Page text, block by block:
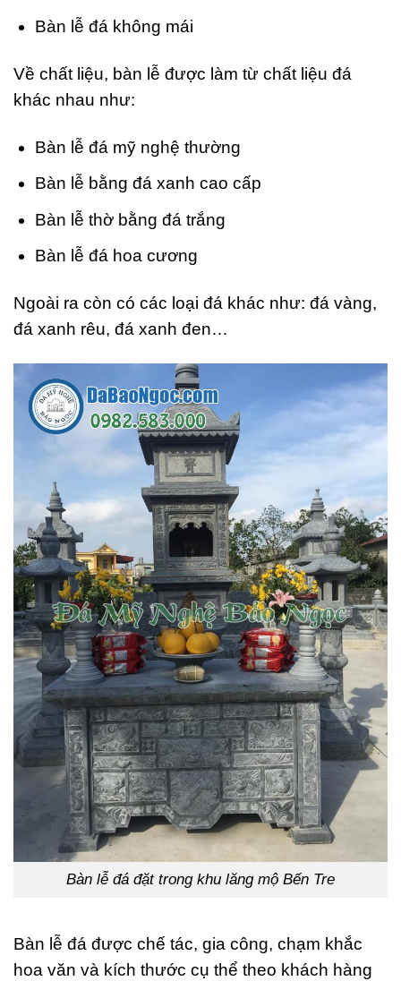
Bàn lễ đá không mái
Về chất liệu, bàn lễ được làm từ chất liệu đá
khác nhau như:
Bàn lễ đá mỹ nghệ thường
Bàn lễ bằng đá xanh cao cấp
Bàn lễ thờ bằng đá trắng
Bàn lễ đá hoa cương
Ngoài ra còn có các loại đá khác như: đá vàng,
đá xanh rêu, đá xanh đen…
Bàn lễ đá đặt trong khu lăng mộ Bến Tre
Bàn lễ đá được chế tác, gia công, chạm khắc
hoa văn và kích thước cụ thể theo khách hàng